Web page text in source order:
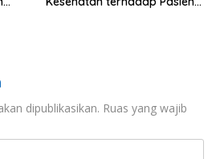
dipublikasikan. Ruas yang wajib